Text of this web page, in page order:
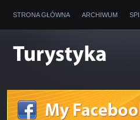
STRONA GŁÓWNA ARCHIWUM